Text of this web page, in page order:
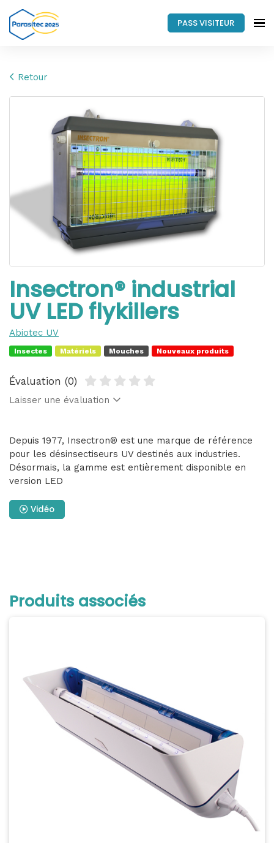
PASS VISITEUR
Retour
Insectron® industrial
UV LED flykillers
Abiotec UV
Insectes Matériels Mouches Nouveaux produits
Évaluation (0)
Laisser une évaluation
Depuis 1977, Insectron® est une marque de référence
pour les désinsectiseurs UV destinés aux industries.
Désormais, la gamme est entièrement disponible en
version LED
Vidéo
Produits associés